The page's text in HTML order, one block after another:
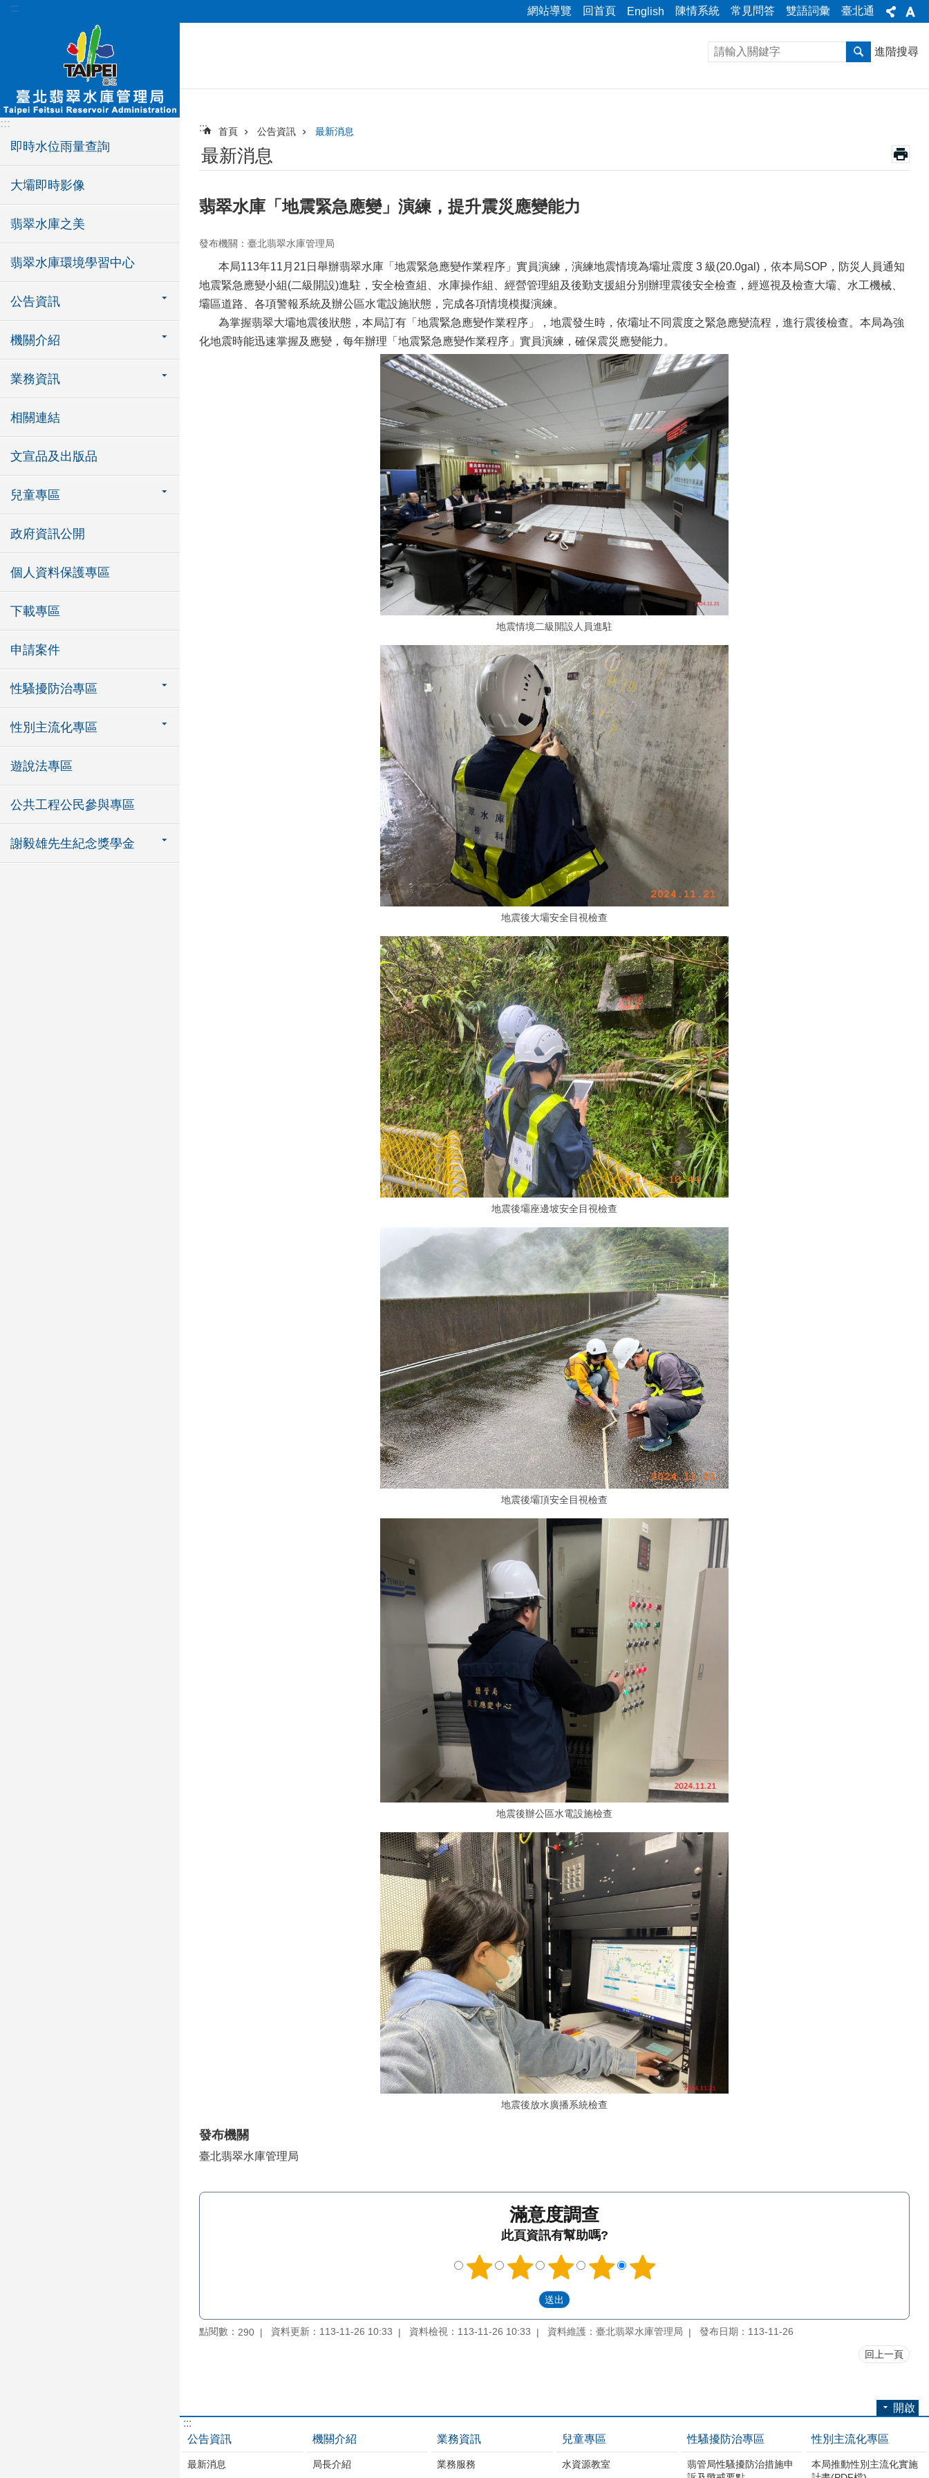
跳到主要內容區塊
::: 網站導覽 回首頁 English 陳情系統 常見問答 雙語詞彙 臺北通
:::
即時水位雨量查詢
大壩即時影像
翡翠水庫之美
翡翠水庫環境學習中心
公告資訊
機關介紹
業務資訊
相關連結
文宣品及出版品
兒童專區
政府資訊公開
個人資料保護專區
下載專區
申請案件
性騷擾防治專區
性別主流化專區
遊說法專區
公共工程公民參與專區
謝毅雄先生紀念獎學金
進階搜尋
::: 首頁 公告資訊 最新消息
最新消息
翡翠水庫「地震緊急應變」演練，提升震災應變能力
發布機關：臺北翡翠水庫管理局
本局113年11月21日舉辦翡翠水庫「地震緊急應變作業程序」實員演練，演練地震情境為壩址震度 3 級(20.0gal)，依本局SOP，防災人員通知
地震緊急應變小組(二級開設)進駐，安全檢查組、水庫操作組、經營管理組及後勤支援組分別辦理震後安全檢查，經巡視及檢查大壩、水工機械、
壩區道路、各項警報系統及辦公區水電設施狀態，完成各項情境模擬演練。
為掌握翡翠大壩地震後狀態，本局訂有「地震緊急應變作業程序」，地震發生時，依壩址不同震度之緊急應變流程，進行震後檢查。本局為強
化地震時能迅速掌握及應變，每年辦理「地震緊急應變作業程序」實員演練，確保震災應變能力。
地震情境二級開設人員進駐
地震後大壩安全目視檢查
地震後壩座邊坡安全目視檢查
地震後壩頂安全目視檢查
地震後辦公區水電設施檢查
地震後放水廣播系統檢查
發布機關
臺北翡翠水庫管理局
滿意度調查
此頁資訊有幫助嗎?
點閱數： 290 資料更新：113-11-26 10:33 資料檢視：113-11-26 10:33 資料維護：臺北翡翠水庫管理局 發布日期：113-11-26
回上一頁
開啟
:::
公告資訊
最新消息
機關介紹
局長介紹
業務資訊
業務服務
兒童專區
水資源教室
性騷擾防治專區
翡管局性騷擾防治措施申
性別主流化專區
本局推動性別主流化實施